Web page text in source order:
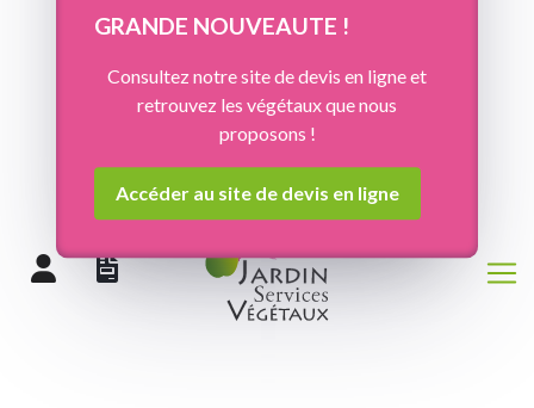
GRANDE NOUVEAUTE !
Consultez notre site de devis en ligne et
retrouvez les végétaux que nous
proposons !
Accéder au site de devis en ligne
Panneau de gestion des cookies